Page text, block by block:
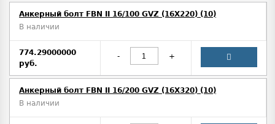
Анкерный болт FBN II 16/100 GVZ (16X220) (10)
В наличии
774.29000000
руб.
- +
Анкерный болт FBN II 16/200 GVZ (16X320) (10)
В наличии